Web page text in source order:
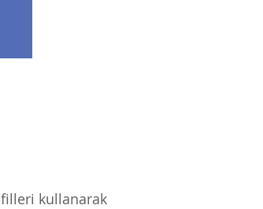
kullanarak